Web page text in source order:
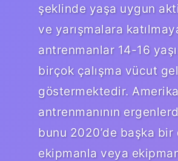
şeklinde yaşa uygun
ve yarışmalara
antrenmanlar 14-16
birçok çalışma vücut
göstermektedir.
antrenmanının
bunu 2020’de başka
ekipmanla veya